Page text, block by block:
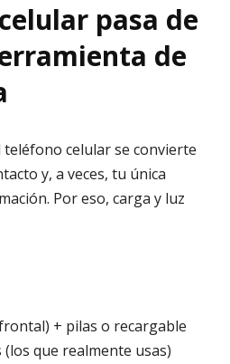
pasa de
de
teléfono celular se convierte
y, a veces, tu única
Por eso, carga y luz
+ pilas o recargable
que realmente usas)